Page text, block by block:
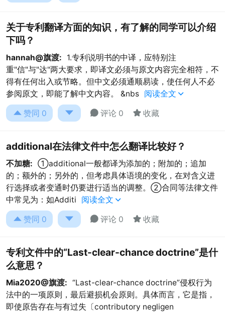
关于专利翻译方面的知识，有了解的同学可以介绍
下吗？
hannah@旗渡:
1.专利说明书的中译，应特别注
重"信"与"达"两大要求，即译文必须与原文内容完全相符，不
得有任何出入或节略。但中文必须通顺易读，使任何人不必
参阅原文，即能了解中文内容。 &nbs 阅读全文 
 赞同 0   评论 0  收藏
additional在法律文件中怎么翻译比较好？
不加糖: ①additional一般都译为添加的；附加的；追加
的；额外的；另外的，但考虑具体语境的变化，在对含义进
行选择或者变通时仍要进行适当的调整。②合同等法律文件
中常见为：如Additi
阅读全文 
 赞同 0   评论 0  收藏
专利文件中的“Last-clear-chance doctrine”是什
么意思？
Mia2020@旗渡: “Last-clear-chance doctrine”侵权行为
法中的一项原则，最后避损机会原则。具体而言，它是指，
即使原告存在与有过失〔contributory negligen